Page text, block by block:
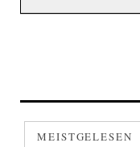
MEISTGELESEN